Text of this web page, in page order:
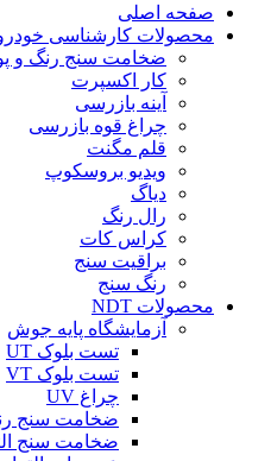
صفحه اصلی
محصولات کارشناسی
ضخامت سنج رنگ و
کار اکسپرت
آینه بازرسی
چراغ قوه بازرسی
قلم مگنت
ویدیو بروسکوپ
دیاگ
رال رنگ
کراس کات
براقیت سنج
رنگ سنج
محصولات NDT
آزمایشگاه پایه جوش
تست بلوک UT
تست بلوک VT
چراغ UV
ضخامت سنج
ضخامت سنج